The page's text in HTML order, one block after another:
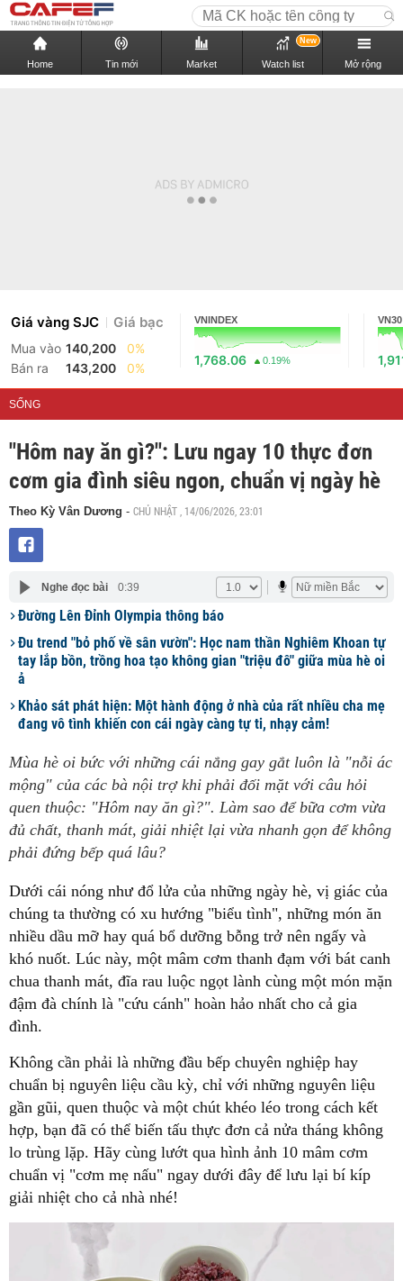
Home Tin mới Market Watch list
New
Mở rộng
Giá vàng SJC Giá bạc
Mua vào 140,200
0%
Bán ra
143,200 0%
VNINDEX
1,768.06 0.19%
VN30
SỐNG
"Hôm nay ăn gì?": Lưu ngay 10 thực đơn
cơm gia đình siêu ngon, chuẩn vị ngày hè
Theo Kỳ Vân Dương - CHỦ NHẬT , 14/06/2026, 23:01
Nghe đọc bài 0:39
Đường Lên Đỉnh Olympia thông báo
Đu trend "bỏ phố về sân vườn": Học nam thần Nghiêm Khoan tự
tay lắp bồn, trồng hoa tạo không gian "triệu đô" giữa mùa hè oi
ả
Khảo sát phát hiện: Một hành động ở nhà của rất nhiều cha mẹ
đang vô tình khiến con cái ngày càng tự ti, nhạy cảm!
Mùa hè oi bức với những cái nắng gay gắt luôn là "nỗi ác
mộng" của các bà nội trợ khi phải đối mặt với câu hỏi
quen thuộc: "Hôm nay ăn gì?". Làm sao để bữa cơm vừa
đủ chất, thanh mát, giải nhiệt lại vừa nhanh gọn để không
phải đứng bếp quá lâu?
Dưới cái nóng như đổ lửa của những ngày hè, vị giác của
chúng ta thường có xu hướng "biểu tình", những món ăn
nhiều dầu mỡ hay quá bổ dưỡng bỗng trở nên ngấy và
khó nuốt. Lúc này, một mâm cơm thanh đạm với bát canh
chua thanh mát, đĩa rau luộc ngọt lành cùng một món mặn
đậm đà chính là "cứu cánh" hoàn hảo nhất cho cả gia
đình.
Không cần phải là những đầu bếp chuyên nghiệp hay
chuẩn bị nguyên liệu cầu kỳ, chỉ với những nguyên liệu
gần gũi, quen thuộc và một chút khéo léo trong cách kết
hợp, bạn đã có thể biến tấu thực đơn cả nửa tháng không
lo trùng lặp. Hãy cùng lướt qua hình ảnh 10 mâm cơm
chuẩn vị "cơm mẹ nấu" ngay dưới đây để lưu lại bí kíp
giải nhiệt cho cả nhà nhé!